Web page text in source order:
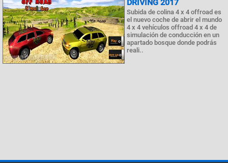
DRIVING 2017
Subida de colina 4 x 4 offroad es
el nuevo coche de abrir el mundo
4 x 4 vehículos offroad 4 x 4 de
simulación de conducción en un
apartado bosque donde podrás
reali..